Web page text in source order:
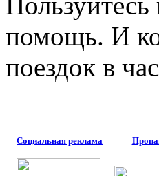
помощь. И
поездок в
Социальная реклама